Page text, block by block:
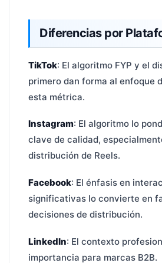
Diferencias por
TikTok: El algoritmo FYP y el
primero dan forma al enfoque
esta métrica.
Instagram: El algoritmo lo
clave de calidad,
distribución de Reels.
Facebook: El énfasis en
significativas lo convierte en
decisiones de distribución.
LinkedIn: El contexto
importancia para marcas B2B.